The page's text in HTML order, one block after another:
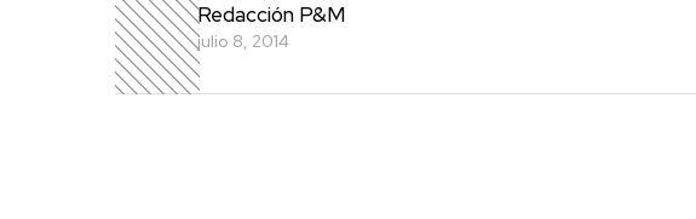
Redacción P&M
julio 8, 2014